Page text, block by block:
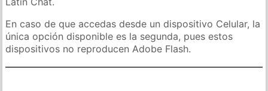
En caso de que accedas desde un dispositivo Celular, la
única opción disponible es la segunda, pues estos
dispositivos no reproducen Adobe Flash.